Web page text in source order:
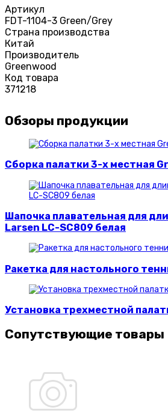
Артикул
FDT-1104-3 Green/Grey
Страна производства
Китай
Производитель
Greenwood
Код товара
371218
Обзоры продукции
Сборка палатки 3-х местная
Шапочка плавательная для
Larsen LC-SC809 белая
Ракетка для настольного
Установка трехместной
Сопутствующие товары